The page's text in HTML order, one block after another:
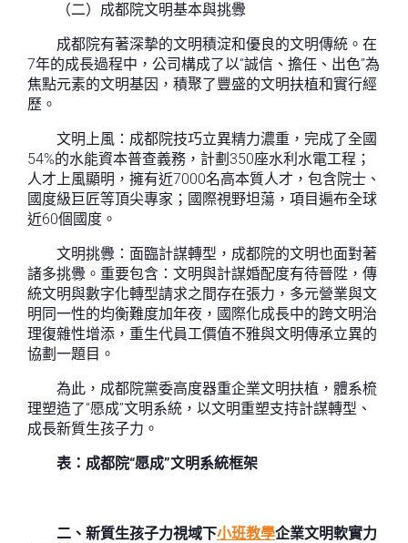
（二）成都院文明基本與挑釁
成都院有著深摯的文明積淀和優良的文明傳統。在
7年的成長過程中，公司構成了以“誠信、擔任、出色”為
焦點元素的文明基因，積聚了豐盛的文明扶植和實行經
歷。
文明上風：成都院技巧立異精力濃重，完成了全國
54%的水能資本普查義務，計劃350座水利水電工程；
人才上風顯明，擁有近7000名高本質人才，包含院士、
國度級巨匠等頂尖專家；國際視野坦蕩，項目遍布全球
近60個國度。
文明挑釁：面臨計謀轉型，成都院的文明也面對著
諸多挑釁。重要包含：文明與計謀婚配度有待晉陞，傳
統文明與數字化轉型請求之間存在張力，多元營業與文
明同一性的均衡難度加年夜，國際化成長中的跨文明治
理復雜性增添，重生代員工價值不雅與文明傳承立異的
協劃一題目。
為此，成都院黨委高度器重企業文明扶植，體系梳
理塑造了“愿成”文明系統，以文明重塑支持計謀轉型、
成長新質生孩子力。
表：成都院“愿成”文明系統框架
二、新質生孩子力視域下小班教學企業文明軟實力